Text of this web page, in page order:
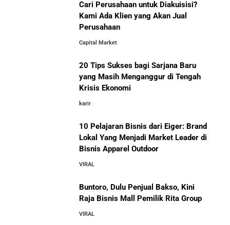
Terbaik untuk Kulakan Barang
10 Fakta Unik Tentang On Cloud:
Sepatu yang Sedang Viral di Asia
Perjuangan, dan Keputusan Krusial yang Menentukan
Belajar dari Kopi Kenangan: Cara Membangun Resto
Cara Mendirikan Kafe Sukses Seperti Kopi Kenangan,
Rahasia Sukses Starbucks: Strategi Branding dan
Pengalaman Pelanggan yang Bisa Kamu Tiru
5 Cara Aman Pindah Kuadran dari Karyawan ke
Cari Perusahaan untuk Diakuisisi?
Kami Ada Klien yang Akan Jual
Perusahaan
Capital Market
20 Tips Sukses bagi Sarjana Baru
yang Masih Menganggur di Tengah
Krisis Ekonomi
karir
10 Pelajaran Bisnis dari Eiger: Brand
Lokal Yang Menjadi Market Leader di
Bisnis Apparel Outdoor
VIRAL
Buntoro, Dulu Penjual Bakso, Kini
Raja Bisnis Mall Pemilik Rita Group
VIRAL